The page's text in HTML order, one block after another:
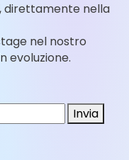
direttamente nella
nel nostro
evoluzione.
Invia